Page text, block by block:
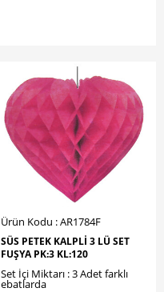
Ürün Kodu : AR1784F
SÜS PETEK KALPLİ 3 LÜ SET
FUŞYA PK:3 KL:120
Set İçi Miktarı : 3 Adet farklı
ebatlarda